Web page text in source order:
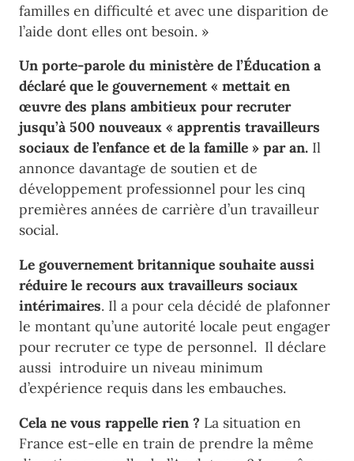
familles en difficulté et avec une disparition de
l’aide dont elles ont besoin. »
Un porte-parole du ministère de l’Éducation a
déclaré que le gouvernement « mettait en
œuvre des plans ambitieux pour recruter
jusqu’à 500 nouveaux « apprentis travailleurs
sociaux de l’enfance et de la famille » par an. Il
annonce davantage de soutien et de
développement professionnel pour les cinq
premières années de carrière d’un travailleur
social.
Le gouvernement britannique souhaite aussi
réduire le recours aux travailleurs sociaux
intérimaires. Il a pour cela décidé de plafonner
le montant qu’une autorité locale peut engager
pour recruter ce type de personnel. Il déclare
aussi introduire un niveau minimum
d’expérience requis dans les embauches.
Cela ne vous rappelle rien ? La situation en
France est-elle en train de prendre la même